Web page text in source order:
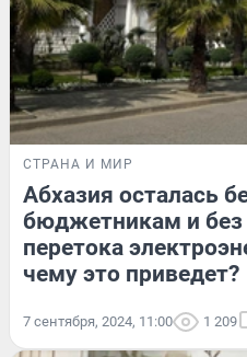
СТРАНА И МИР
Абхазия осталась
бюджетникам и без
перетока
чему это приведет?
7 сентября, 2024, 11:00 1 209